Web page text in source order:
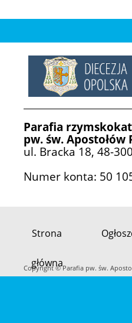
Parafia
pw. św. Apostołów
ul. Bracka 18, 48-
Numer konta: 50
PrzeskoczStrona
główna
Copyright © Parafia pw. św.